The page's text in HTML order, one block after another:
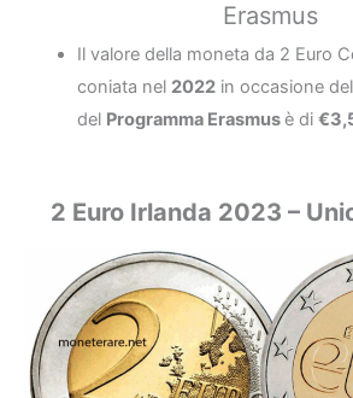
Erasmus
Il valore della moneta da 2 Euro
coniata nel 2022in occasione del
del Programma Erasmusè di
2 Euro Irlanda 2023 –